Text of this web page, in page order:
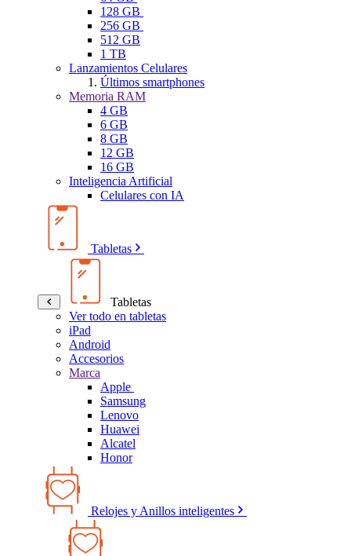
128 GB
256 GB
512 GB
1 TB
Lanzamientos Celulares
Últimos smartphones
Memoria RAM
4 GB
6 GB
8 GB
12 GB
16 GB
Inteligencia Artificial
Celulares con IA
Tabletas
Tabletas
Ver todo en tabletas
iPad
Android
Accesorios
Marca
Apple
Samsung
Lenovo
Huawei
Alcatel
Honor
Relojes y Anillos inteligentes